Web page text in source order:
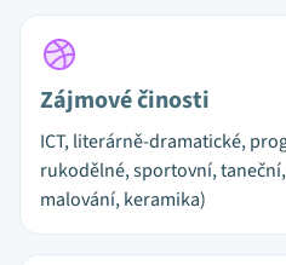
Zájmové činosti
ICT, literárně-dramatické,
rukodělné, sportovní,
malování, keramika)